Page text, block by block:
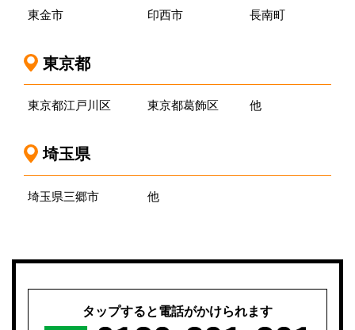
東金市
印西市
長南町
東京都
東京都江戸川区 東京都葛飾区 他
埼玉県
埼玉県三郷市 他
タップすると電話がかけられます